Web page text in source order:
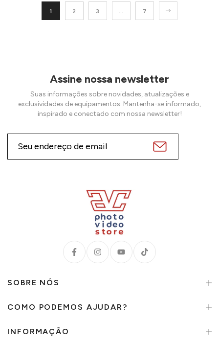
1 2 3 7
Assine nossa newsletter
Suas informações sobre novidades, atualizações e
exclusividades de equipamentos. Mantenha-se informado,
inspirado e conectado com nossa newsletter!
SOBRE NÓS
COMO PODEMOS AJUDAR?
INFORMAÇÃO